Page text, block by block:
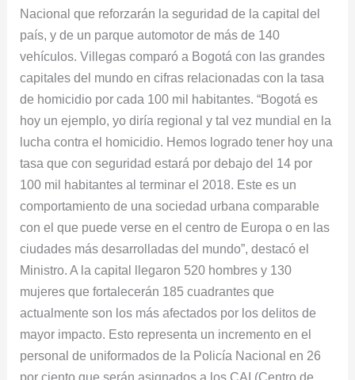
Nacional que reforzarán la seguridad de la capital del
país, y de un parque automotor de más de 140
vehículos. Villegas comparó a Bogotá con las grandes
capitales del mundo en cifras relacionadas con la tasa
de homicidio por cada 100 mil habitantes. “Bogotá es
hoy un ejemplo, yo diría regional y tal vez mundial en la
lucha contra el homicidio. Hemos logrado tener hoy una
tasa que con seguridad estará por debajo del 14 por
100 mil habitantes al terminar el 2018. Este es un
comportamiento de una sociedad urbana comparable
con el que puede verse en el centro de Europa o en las
ciudades más desarrolladas del mundo”, destacó el
Ministro. A la capital llegaron 520 hombres y 130
mujeres que fortalecerán 185 cuadrantes que
actualmente son los más afectados por los delitos de
mayor impacto. Esto representa un incremento en el
personal de uniformados de la Policía Nacional en 26
por ciento que serán asignados a los CAI (Centro de